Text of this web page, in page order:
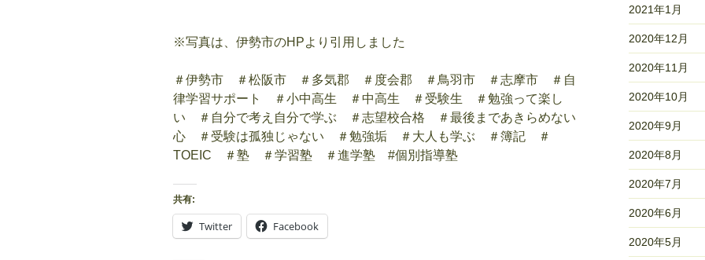
※写真は、伊勢市のHPより引用しました
＃伊勢市 ＃松阪市 ＃多気郡 ＃度会郡 ＃鳥羽市 ＃志摩市 ＃自
律学習サポート ＃小中高生 ＃中高生 ＃受験生 ＃勉強って楽し
い ＃自分で考え自分で学ぶ ＃志望校合格 ＃最後まであきらめない
心 ＃受験は孤独じゃない ＃勉強垢 ＃大人も学ぶ ＃簿記 ＃
TOEIC ＃塾 ＃学習塾 ＃進学塾 #個別指導塾
共有:
Twitter Facebook
2021年1月
2020年12月
2020年11月
2020年10月
2020年9月
2020年8月
2020年7月
2020年6月
2020年5月